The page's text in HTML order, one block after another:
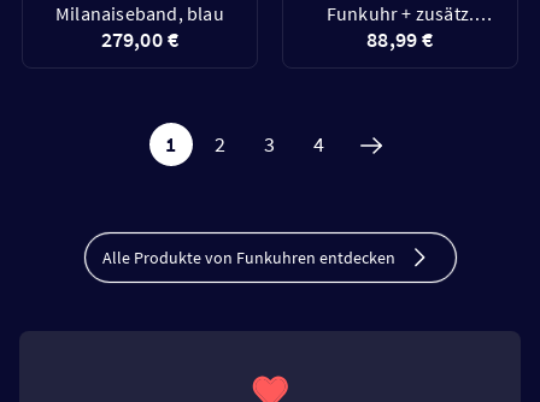
Milanaiseband, blau
279,00 €
Funkuhr + zusätz.
Lederband
88,99 €
1 2 3 4
Alle Produkte von Funkuhren entdecken